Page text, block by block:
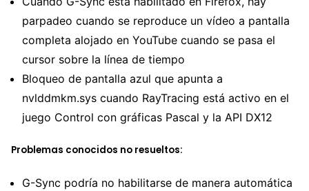
parpadeo cuando se reproduce un vídeo a pantalla
completa alojado en YouTube cuando se pasa el
cursor sobre la línea de tiempo
Bloqueo de pantalla azul que apunta a
nvlddmkm.sys cuando RayTracing está activo en el
juego Control con gráficas Pascal y la API DX12
Problemas conocidos no resueltos:
G-Sync podría no habilitarse de manera automática